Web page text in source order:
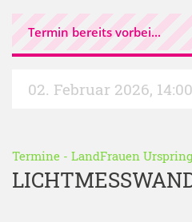
Termin bereits vorbei...
02. Februar 2026,
Termine - LandFrauen